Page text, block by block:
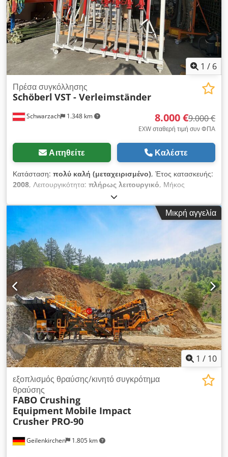
1 / 6
Schwarzach 1.348 km
Πρέσα συγκόλλησης
Schöberl VST - Verleimständer
8.000 €9.000 €
EXW σταθερή τιμή συν ΦΠΑ
Αιτηθείτε Καλέστε
Κατάσταση: πολύ καλή (μεταχειρισμένο), Έτος κατασκευής:
2008, Λειτουργικότητα: πλήρως λειτουργικό, Μήκος
σύσφιξης 2500 mm Ύψος σύσφιξης 2200 mm 8 τεμ. βάσεις με
ρολό και στοιχεία σύσφιξης & αντερίσματα 4 τεμ. βραχίονες
πίεσης για ανάρτηση με κλείδωμα με άξονα Κινητή έκδοση
Εξοπλισμός και στις δύο πλευρές 1 τεμ. θερμαινόμενος
κανόνας 60x60x2500 mm Dkedpsxdtrrjfx Afwsr
Μικρή αγγελία
1 / 10
Geilenkirchen 1.805 km
εξοπλισμός θραύσης/κινητό συγκρότημα
θραύσης
FABO Crushing
Equipment Mobile Impact
Crusher PRO-90